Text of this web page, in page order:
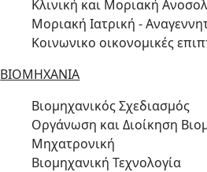
Κλινική και Μοριακή
Μοριακή Ιατρική -
Κοινωνικο οικονομικές
ΒΙΟΜΗΧΑΝΙΑ
Βιομηχανικός Σχεδιασμός
Οργάνωση και Διοίκηση
Μηχατρονική
Βιομηχανική Τεχνολογία